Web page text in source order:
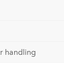
handling